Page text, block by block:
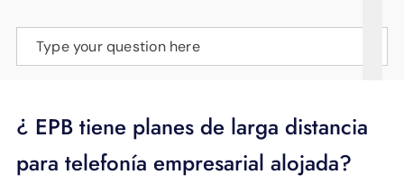
Type your question here
¿ EPB tiene planes de larga distancia
para telefonía empresarial alojada?